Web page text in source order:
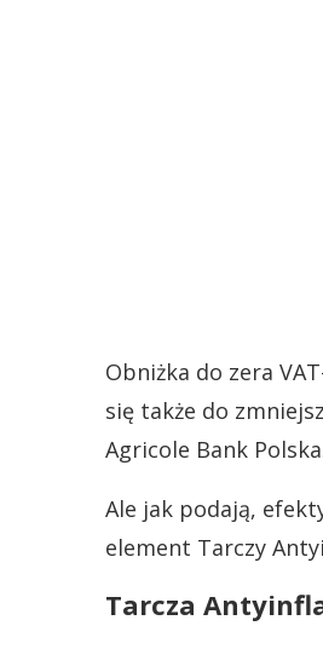
Obniżka do zera
się także do
Agricole Bank
Ale jak podają,
element Tarczy
Tarcza